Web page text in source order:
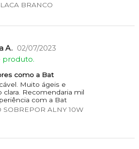
BRANCO
A. 02/07/2023
produto.
como a Bat
Muito ágeis e
Recomendaria mil
com a Bat
SOBREPOR ALNY 10W